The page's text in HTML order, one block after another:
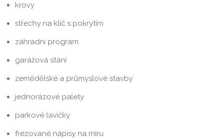
krovy
střechy na klíč s pokrytím
zahradní program
garážová stání
zemědělské a průmyslové stavby
jednorázové palety
parkové lavičky
frézované nápisy na míru